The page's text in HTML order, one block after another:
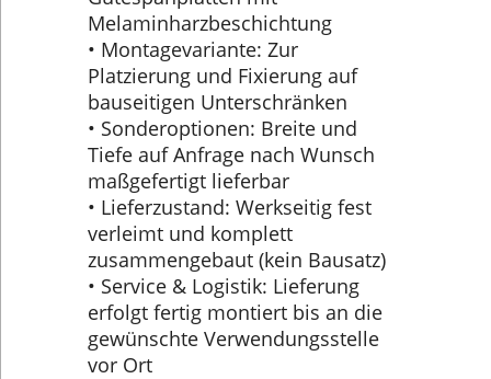
Melaminharzbeschichtung
• Montagevariante: Zur
Platzierung und Fixierung auf
bauseitigen Unterschränken
• Sonderoptionen: Breite und
Tiefe auf Anfrage nach Wunsch
maßgefertigt lieferbar
• Lieferzustand: Werkseitig fest
verleimt und komplett
zusammengebaut (kein Bausatz)
• Service & Logistik: Lieferung
erfolgt fertig montiert bis an die
gewünschte Verwendungsstelle
vor Ort